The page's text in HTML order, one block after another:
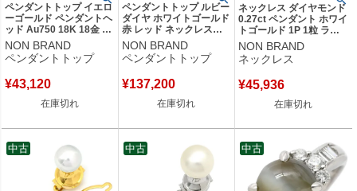
ペンダントトップ イエロ
ーゴールド ペンダントヘ
ッド Au750 18K 18金 1P
1石 1粒 ダイヤ 雫型 しず
く 涙型 ティアドロップ
【中古】
NON BRAND
ペンダントトップ
¥43,120
在庫切れ
ペンダントトップ ルビー
ダイヤ ホワイトゴールド
赤 レッド ネックレスト
ップ 【中古】
NON BRAND
ペンダントトップ
¥137,200
在庫切れ
ネックレス ダイヤモンド
0.27ct ペンダント ホワイ
トゴールド 1P 1粒 ラウ
ンドブリリアントカット
【中古】
NON BRAND
ネックレス
¥45,936
在庫切れ
中古 中古 中古